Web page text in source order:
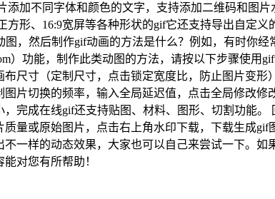
添加不同字体和颜色的文字，支持添加二维码和图
方形、16:9宽屏等各种形状的gif它还支持导出自定
图，然后制作gif动画的方法是什么？例如，有时你
）功能，制作此类动图的方法，请按以下步骤使
尺寸（定制尺寸，点击锁定宽度比，防止图片变
图片切换的频率，输入全局延迟值，点击全局修改
，完成在线gif还支持贴图、材料、图形、切割功能
质量或原始图片，点击右上角水印下载，下载生成
不一样的动态效果，大家也可以自己来尝试一下。
对您有所帮助！